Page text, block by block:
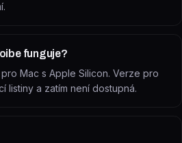
funguje?
Mac s Apple Silicon. Verze pro
listiny a zatím není dostupná.